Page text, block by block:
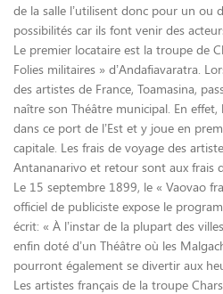
de la salle l’utilisent donc pour un ou
possibilités car ils font venir des
Le premier locataire est la troupe de
Folies militaires » d’Andafiavaratra.
des artistes de France, Toamasina,
naître son Théâtre municipal. En effet,
dans ce port de l’Est et y joue en
capitale. Les frais de voyage des
Antananarivo et retour sont aux frais
Le 15 septembre 1899, le « Vaovao
officiel de publiciste expose le
écrit: « À l’instar de la plupart des
enfin doté d’un Théâtre où les
pourront également se divertir aux
Les artistes français de la troupe